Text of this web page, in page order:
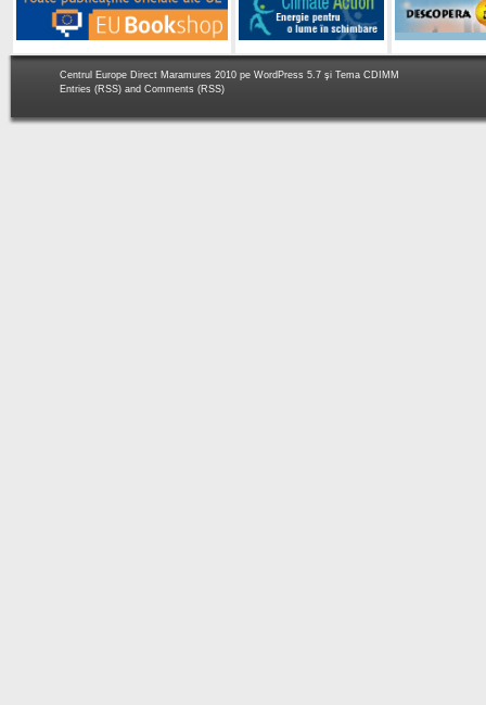
Centrul Europe Direct Maramures 2010 pe WordPress 5.7 şi Tema CDIMM
Entries (RSS) and Comments (RSS)